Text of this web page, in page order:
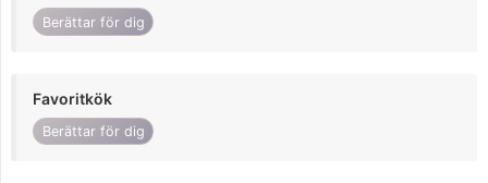
Berättar för dig
Favoritkök
Berättar för dig